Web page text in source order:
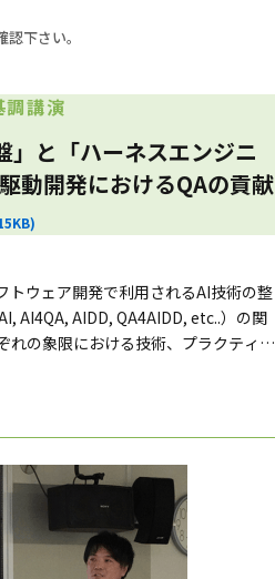
下さい。
調講演
」と「ハーネスエンジニ
動開発におけるQAの貢献
トウェア開発で利用されるAI技術の整
AI4QA, AIDD, QA4AIDD, etc..）の関
れの象限における技術、プラクティス
ンセプトとしての「ハーネスエンジ
ます。講演者自身も日々学びと気づき
北に参加されているみなさんとの密な
にQAとソフトウェア、AIと社会の未